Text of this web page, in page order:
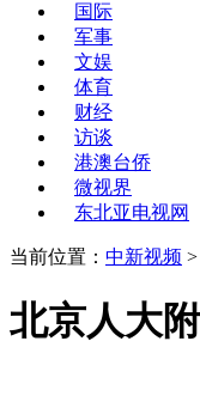
国际
军事
文娱
体育
财经
访谈
港澳台侨
微视界
东北亚电视网
当前位置： 中新视频 >
北京人大